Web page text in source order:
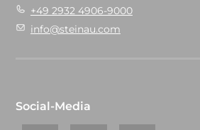
+49 2932 4906-9000
info@steinau.com
Social-Media